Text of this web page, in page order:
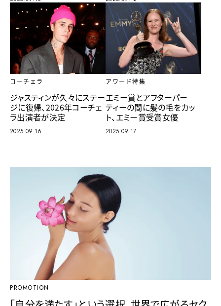
コーチェラ
ジャスティンが久々にステー
ジに復帰、2026年コーチェ
ラ出演者が決定
2025.09.16
アワード特集
エミー賞とアフターパー
ティーの間に髪の毛をカッ
ト、エミー賞受賞女優
2025.09.17
PROMOTION